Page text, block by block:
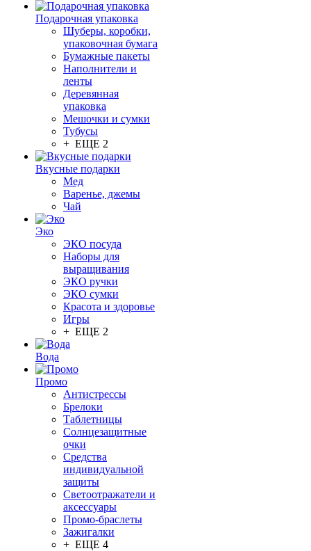
Подарочная упаковка
Шуберы, коробки,
упаковочная бумага
Бумажные пакеты
Наполнители и
ленты
Деревянная
упаковка
Мешочки и сумки
Тубусы
+ ЕЩЕ 2
Вкусные подарки
Мед
Варенье, джемы
Чай
Эко
ЭКО посуда
Наборы для
выращивания
ЭКО ручки
ЭКО сумки
Красота и здоровье
Игры
+ ЕЩЕ 2
Вода
Промо
Антистрессы
Брелоки
Таблетницы
Солнцезащитные
очки
Средства
индивидуальной
защиты
Светоотражатели и
аксессуары
Промо-браслеты
Зажигалки
+ ЕЩЕ 4